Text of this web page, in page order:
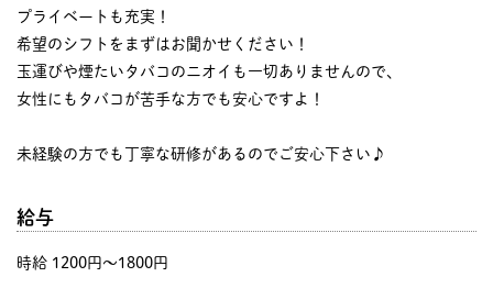
プライベートも充実！
希望のシフトをまずはお聞かせください！
玉運びや煙たいタバコのニオイも一切ありませんので、
女性にもタバコが苦手な方でも安心ですよ！
未経験の方でも丁寧な研修があるのでご安心下さい♪
給与
時給 1200円〜1800円